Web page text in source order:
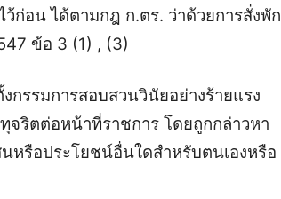
ก่อน ได้ตามกฎ ก.ตร. ว่าด้วยการสั่งพัก
ข้อ 3 (1) , (3)
กรรมการสอบสวนวินัยอย่างร้ายแรง
จริตต่อหน้าที่ราชการ โดยถูกกล่าวหา
หรือประโยชน์อื่นใดสำหรับตนเองหรือ